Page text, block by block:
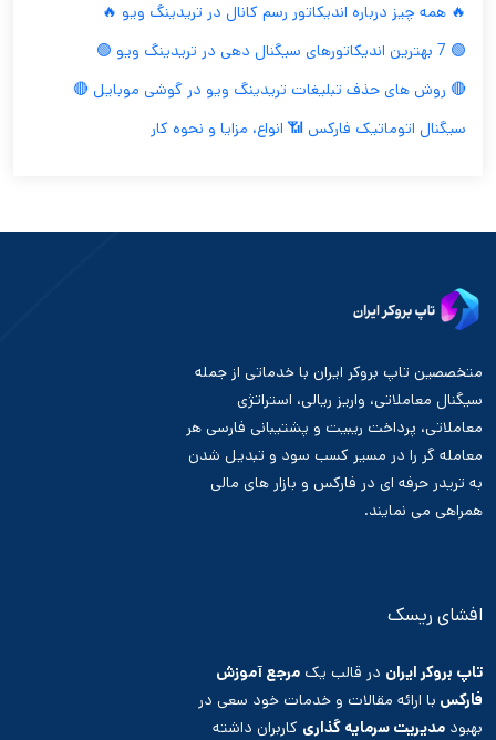
🔥 همه چیز درباره اندیکاتور رسم کانال در تریدینگ ویو 🔥
🟢 7 بهترین اندیکاتورهای سیگنال دهی در تریدینگ ویو 🟢
🔴 روش های حذف تبلیغات تریدینگ ویو در گوشی موبایل 🔴
سیگنال اتوماتیک فارکس 📶 انواع، مزایا و نحوه کار
متخصصین تاپ بروکر ایران با خدماتی از جمله
سیگنال معاملاتی، واریز ریالی، استراتژی
معاملاتی، پرداخت ریبیت و پشتیبانی فارسی هر
معامله گر را در مسیر کسب سود و تبدیل شدن
به تریدر حرفه ای در فارکس و بازار های مالی
همراهی می نمایند.
افشای ریسک
تاپ بروکر ایران در قالب یک مرجع آموزش
فارکس با ارائه مقالات و خدمات خود سعی در
بهبود مدیریت سرمایه گذاری کاربران داشته